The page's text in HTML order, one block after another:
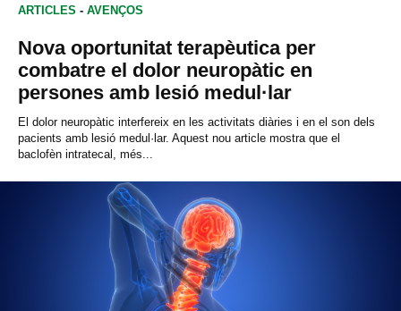
ARTICLES - AVENÇOS
Nova oportunitat terapèutica per
combatre el dolor neuropàtic en
persones amb lesió medul·lar
El dolor neuropàtic interfereix en les activitats diàries i en el son dels
pacients amb lesió medul·lar. Aquest nou article mostra que el
baclofèn intratecal, més...